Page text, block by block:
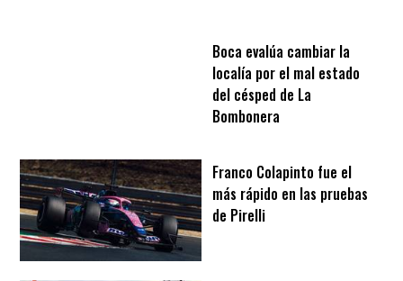
Boca evalúa cambiar la
localía por el mal estado
del césped de La
Bombonera
Franco Colapinto fue el
más rápido en las pruebas
de Pirelli